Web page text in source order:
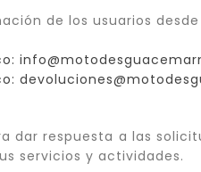
de los usuarios
dar respuesta a las
servicios y actividades.